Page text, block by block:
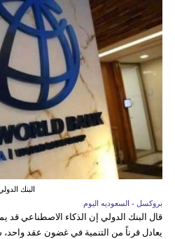
البنك
بروكسل - السعوديه اليوم
قال البنك الدولي إن الذكاء الاصطناعي قد
يعادل قرناً من التنمية في غضون عقد